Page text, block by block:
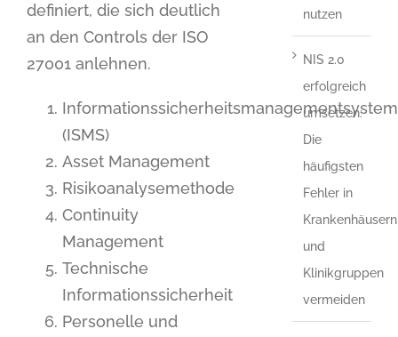
definiert, die sich deutlich
an den Controls der ISO
27001 anlehnen.
Informationssicherheitsmanagementsystem
(ISMS)
Asset Management
Risikoanalysemethode
Continuity
Management
Technische
Informationssicherheit
Personelle und
nutzen
NIS 2.0
erfolgreich
umsetzen:
Die
häufigsten
Fehler in
Krankenhäusern
und
Klinikgruppen
vermeiden